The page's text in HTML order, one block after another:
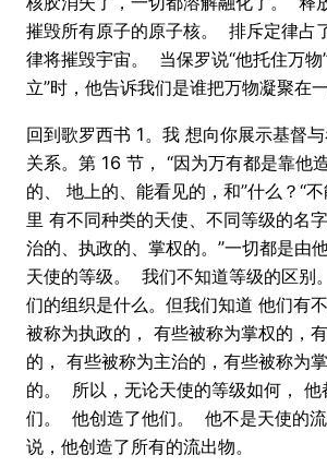
摧毁所有原子的原子核。 排斥定律占
律将摧毁宇宙。 当保罗说“他托住万物
立”时，他告诉我们是谁把万物凝聚在一
回到歌罗西书 1。我 想向你展示基督
关系。第 16 节， “因为万有都是靠他
的、 地上的、能看见的，和”什么？“
里 有不同种类的天使、不同等级的名
治的、执政的、掌权的。”一切都是由
天使的等级。 我们不知道等级的区别
们的组织是什么。但我们知道 他们有
被称为执政的， 有些被称为掌权的，
的， 有些被称为主治的，有些被称为
的。 所以，无论天使的等级如何， 他
们。 他创造了他们。 他不是天使的
说，他创造了所有的流出物。